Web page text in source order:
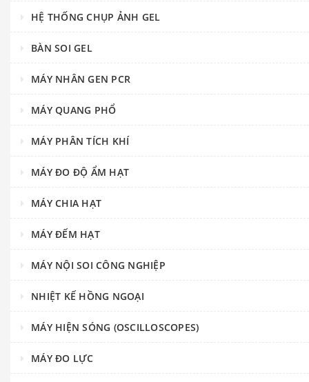
HỆ THỐNG CHỤP ẢNH GEL
BÀN SOI GEL
MÁY NHÂN GEN PCR
MÁY QUANG PHỔ
MÁY PHÂN TÍCH KHÍ
MÁY ĐO ĐỘ ẨM HẠT
MÁY CHIA HẠT
MÁY ĐẾM HẠT
MÁY NỘI SOI CÔNG NGHIỆP
NHIỆT KẾ HỒNG NGOẠI
MÁY HIỆN SÓNG (OSCILLOSCOPES)
MÁY ĐO LỰC